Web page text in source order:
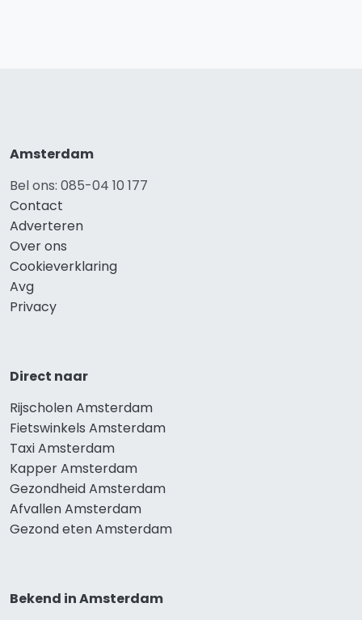
Amsterdam
Bel ons: 085-04 10 177
Contact
Adverteren
Over ons
Cookieverklaring
Avg
Privacy
Direct naar
Rijscholen Amsterdam
Fietswinkels Amsterdam
Taxi Amsterdam
Kapper Amsterdam
Gezondheid Amsterdam
Afvallen Amsterdam
Gezond eten Amsterdam
Bekend in Amsterdam